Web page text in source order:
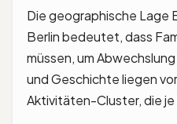
Die geographische Lage
Berlin bedeutet, dass
müssen, um
und Geschichte liegen
Aktivitäten-Cluster, die je